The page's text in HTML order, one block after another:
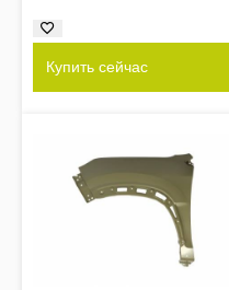
Купить сейчас